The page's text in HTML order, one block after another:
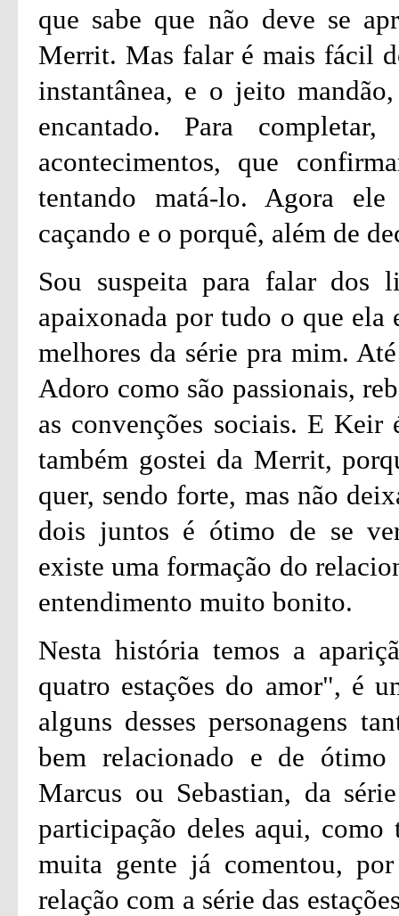
que sabe que não deve se
Merrit. Mas falar é mais fácil
instantânea, e o jeito
encantado. Para
acontecimentos, que
tentando matá-lo. Agora
caçando e o porquê, além de
Sou suspeita para falar dos
apaixonada por tudo o que ela
melhores da série pra mim.
Adoro como são passionais,
as convenções sociais. E
também gostei da Merrit,
quer, sendo forte, mas não
dois juntos é ótimo de se
existe uma formação do
entendimento muito bonito.
Nesta história temos a
quatro estações do amor", é
alguns desses personagens
bem relacionado e de
Marcus ou Sebastian, da
participação deles aqui, como
muita gente já comentou,
relação com a série das